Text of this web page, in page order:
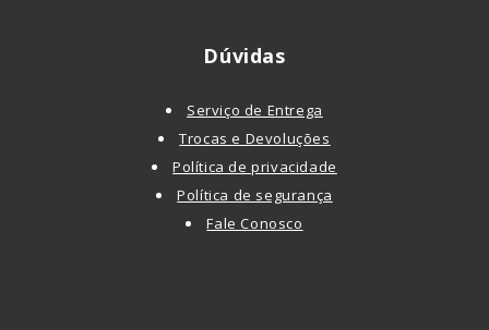
Dúvidas
Serviço de Entrega
Trocas e Devoluções
Política de privacidade
Política de segurança
Fale Conosco